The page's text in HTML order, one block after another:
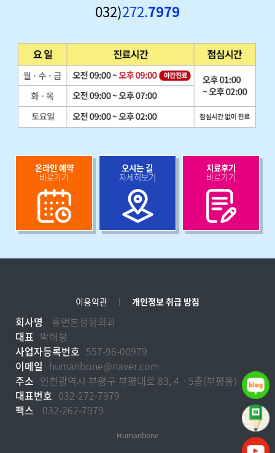
032)272.7979
온라인 예약
바로가기
오시는 길
자세히보기
치료후기
바로가기
이용약관 개인정보 취급 방침
회사명
휴먼본정형외과
대표 박해봉
사업자등록번호 557-96-00979
이메일 humanbone@naver.com
주소 인천광역시 부평구 부평대로 83, 4ㆍ5층(부평동)
대표번호 032-272-7979
팩스
032-262-7979
Humanbone